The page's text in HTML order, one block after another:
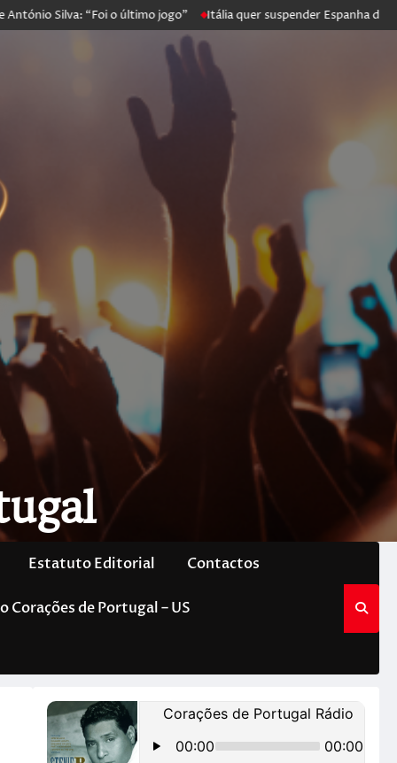
Silva: “Foi o último jogo” Itália quer suspender Espanha de
Estatuto Editorial Contactos
Corações de Portugal – US